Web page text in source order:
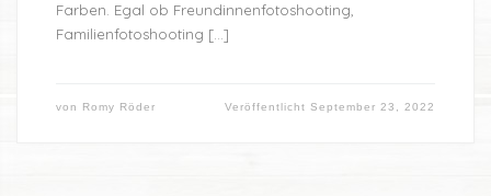
Farben. Egal ob Freundinnenfotoshooting,
Familienfotoshooting […]
von Romy Röder VeröffentlichtSeptember 23, 2022